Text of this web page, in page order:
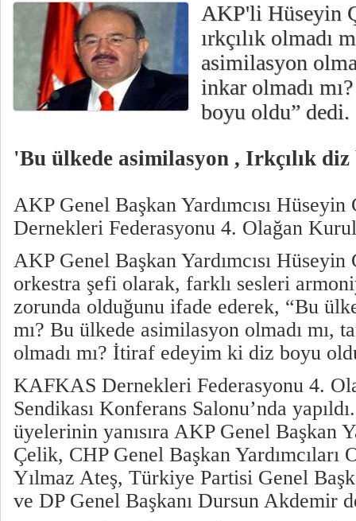
AKP'li Hüseyin
ırkçılık olmadı
asimilasyon
inkar olmadı
boyu oldu” dedi.
'Bu ülkede asimilasyon , Irkçılık
AKP Genel Başkan Yardımcısı
Dernekleri Federasyonu 4. Olağan
AKP Genel Başkan Yardımcısı
orkestra şefi olarak, farklı sesleri
zorunda olduğunu ifade ederek, “Bu
mı? Bu ülkede asimilasyon olmadı mı,
olmadı mı? İtiraf edeyim ki diz boyu
KAFKAS Dernekleri Federasyonu 4.
Sendikası Konferans Salonu’nda
üyelerinin yanısıra AKP Genel Başkan
Çelik, CHP Genel Başkan Yardımcıları
Yılmaz Ateş, Türkiye Partisi Genel
ve DP Genel Başkanı Dursun Akdemir